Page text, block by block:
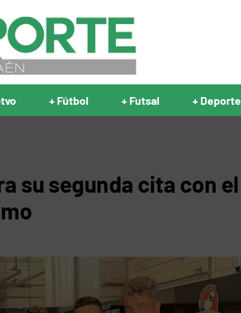
+ Fútbol + Futsal + Deporte
su segunda cita con el